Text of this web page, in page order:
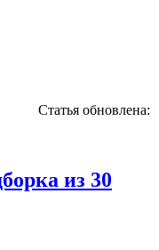
Статья обновлена:
из 30